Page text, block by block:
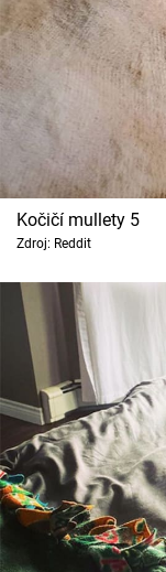
Kočičí mullety 5
Zdroj: Reddit